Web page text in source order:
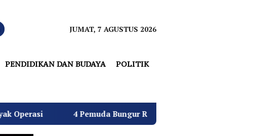
JUMAT, 7 AGUSTUS 2026
PENDIDIKAN DAN BUDAYA POLITIK
4 Pemuda Bungur Raya Bulatkan Dukungan untuk Hj. Desi